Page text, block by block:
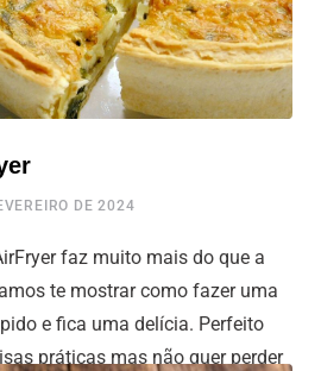
macios e um recheio
DE 2024
faz muito mais do que a
te mostrar como fazer uma
e fica uma delícia. Perfeito
práticas mas não quer perder